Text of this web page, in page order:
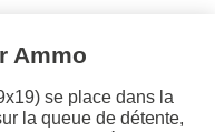
Ammo
se place dans la
la queue de détente,